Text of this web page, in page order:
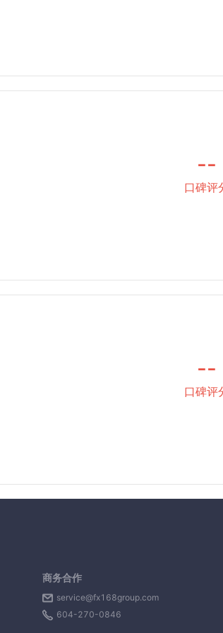
--
口碑评
--
口碑评
商务合作
service@fx168group.com
604-270-0846